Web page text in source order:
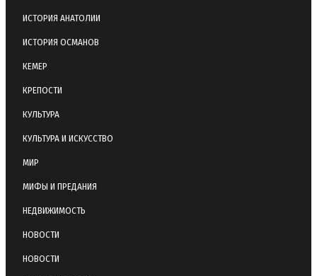
ИСТОРИЯ АНАТОЛИИ
ИСТОРИЯ ОСМАНОВ
КЕМЕР
КРЕПОСТИ
КУЛЬТУРА
КУЛЬТУРА И ИСКУССТВО
МИР
МИФЫ И ПРЕДАНИЯ
НЕДВИЖИМОСТЬ
НОВОСТИ
НОВОСТИ